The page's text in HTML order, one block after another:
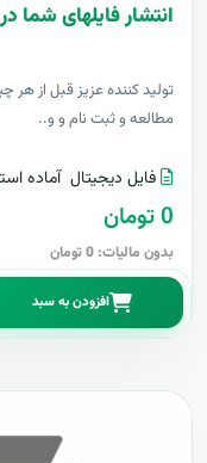
انتشار فایلهای شما
توليد کننده عزيز قبل از هر
مطالعه و ثبت نام و و..
فایل دیجیتال آماده
0 تومان
بدون مالیات: 0 تومان
افزودن به سبد